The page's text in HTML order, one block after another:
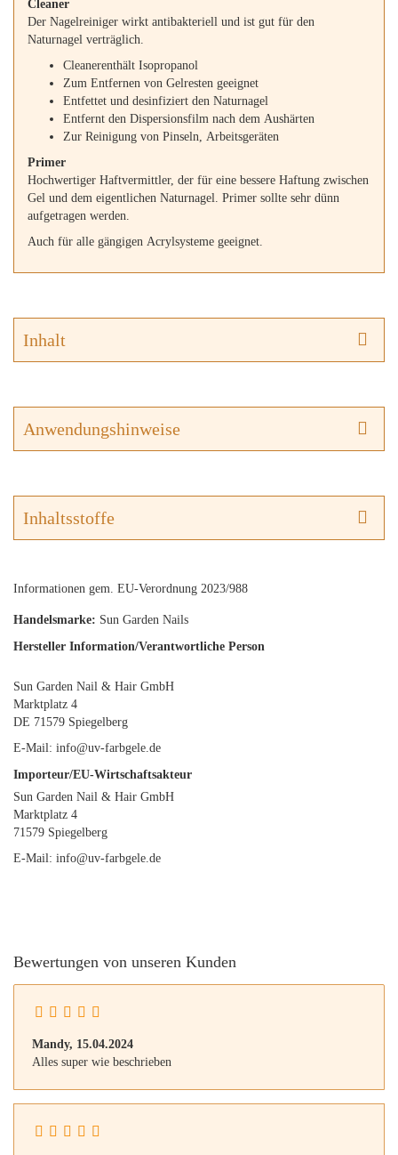
Cleaner
Der Nagelreiniger wirkt antibakteriell und ist gut für den
Naturnagel verträglich.
Cleanerenthält Isopropanol
Zum Entfernen von Gelresten geeignet
Entfettet und desinfiziert den Naturnagel
Entfernt den Dispersionsfilm nach dem Aushärten
Zur Reinigung von Pinseln, Arbeitsgeräten
Primer
Hochwertiger Haftvermittler, der für eine bessere Haftung zwischen
Gel und dem eigentlichen Naturnagel. Primer sollte sehr dünn
aufgetragen werden.
Auch für alle gängigen Acrylsysteme geeignet.
Inhalt
Anwendungshinweise
Inhaltsstoffe
Informationen gem. EU-Verordnung 2023/988
Handelsmarke: Sun Garden Nails
Hersteller Information/Verantwortliche Person
Sun Garden Nail & Hair GmbH
Marktplatz 4
DE 71579 Spiegelberg
E-Mail: info@uv-farbgele.de
Importeur/EU-Wirtschaftsakteur
Sun Garden Nail & Hair GmbH
Marktplatz 4
71579 Spiegelberg
E-Mail: info@uv-farbgele.de
Bewertungen von unseren Kunden
Mandy, 15.04.2024
Alles super wie beschrieben